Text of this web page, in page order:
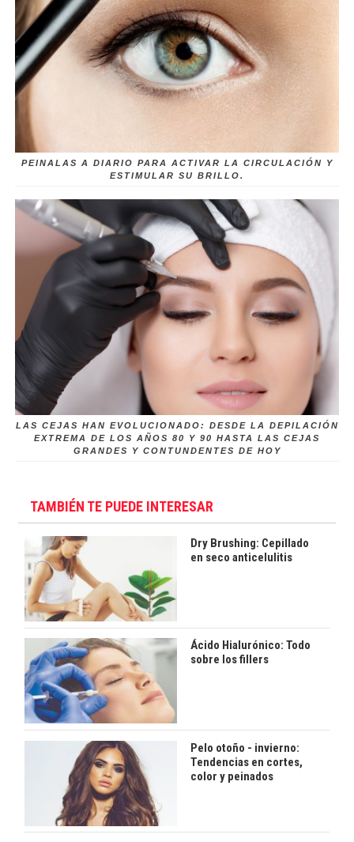
PEINALAS A DIARIO PARA ACTIVAR LA CIRCULACIÓN Y
ESTIMULAR SU BRILLO.
LAS CEJAS HAN EVOLUCIONADO: DESDE LA DEPILACIÓN
EXTREMA DE LOS AÑOS 80 Y 90 HASTA LAS CEJAS
GRANDES Y CONTUNDENTES DE HOY
TAMBIÉN TE PUEDE INTERESAR
Dry Brushing: Cepillado
en seco anticelulitis
Ácido Hialurónico: Todo
sobre los fillers
Pelo otoño - invierno:
Tendencias en cortes,
color y peinados